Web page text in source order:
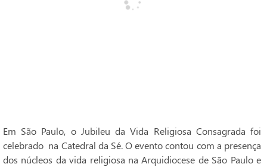
Em São Paulo, o Jubileu da Vida Religiosa Consagrada foi
celebrado na Catedral da Sé. O evento contou com a presença
dos núcleos da vida religiosa na Arquidiocese de São Paulo e